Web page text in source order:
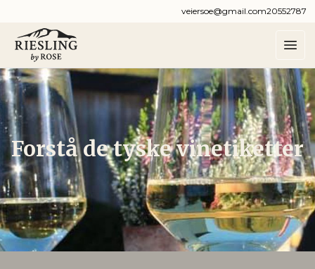
veiersoe@gmail.com20552787
Forstå de tyske vinetiketter